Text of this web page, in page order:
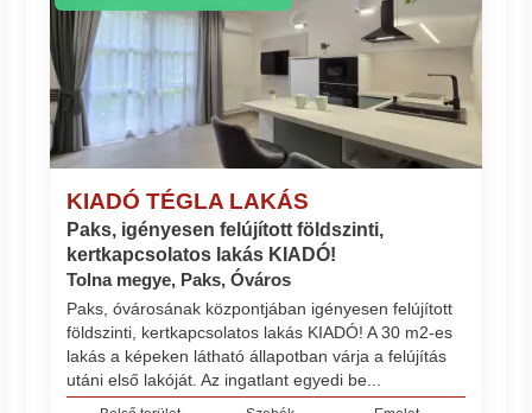
KIADÓ TÉGLA LAKÁS
Paks, igényesen felújított földszinti,
kertkapcsolatos lakás KIADÓ!
Tolna megye, Paks, Óváros
Paks, óvárosának központjában igényesen felújított
földszinti, kertkapcsolatos lakás KIADÓ! A 30 m2-es
lakás a képeken látható állapotban várja a felújítás
utáni első lakóját. Az ingatlant egyedi be...